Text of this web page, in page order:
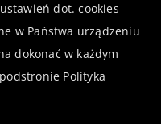
dot. cookies
w Państwa urządzeniu
dokonać w każdym
Polityka